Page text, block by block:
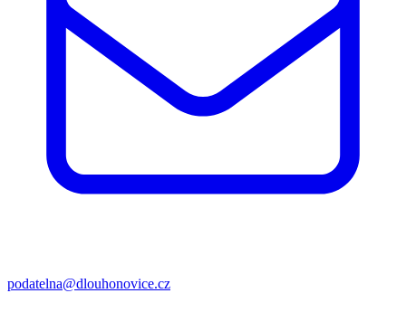
podatelna@dlouhonovice.cz